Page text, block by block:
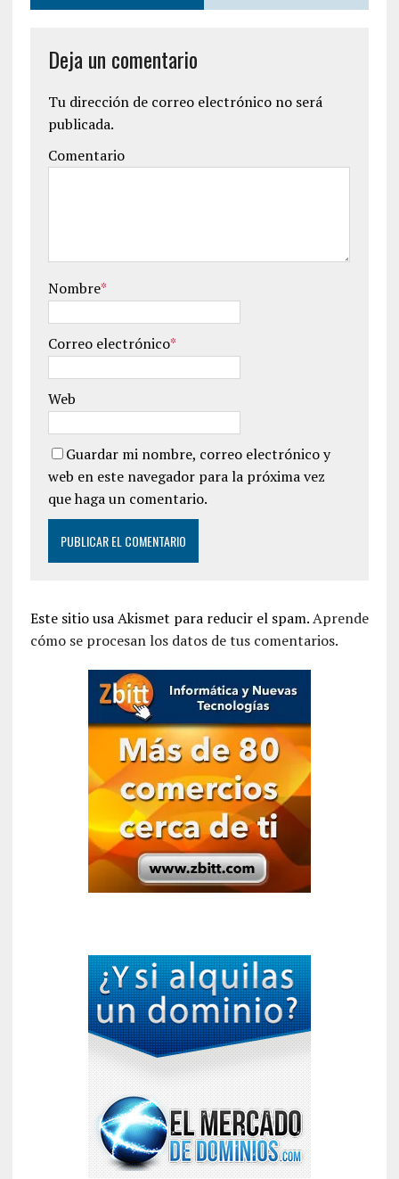
Deja un comentario
Tu dirección de correo electrónico no será
publicada.
Comentario
Nombre*
Correo electrónico*
Web
Guardar mi nombre, correo electrónico y
web en este navegador para la próxima vez
que haga un comentario.
Este sitio usa Akismet para reducir el spam.Aprende
cómo se procesan los datos de tus comentarios.